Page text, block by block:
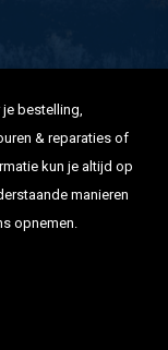
je bestelling,
& reparaties of
kun je altijd op
manieren
opnemen.